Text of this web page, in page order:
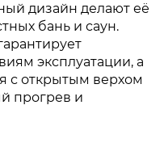
дизайн делают её
бань и саун.
эксплуатации, а
с открытым верхом
прогрев и